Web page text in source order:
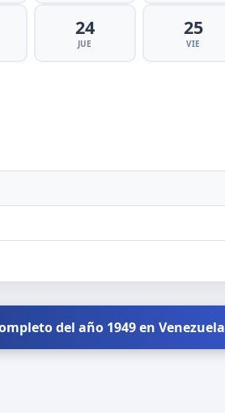
24
JUE
25
VIE
del año 1949 en Venezuela